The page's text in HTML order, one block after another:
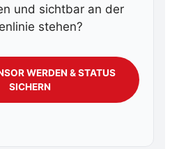
und sichtbar an der
stehen?
WERDEN & STATUS
SICHERN